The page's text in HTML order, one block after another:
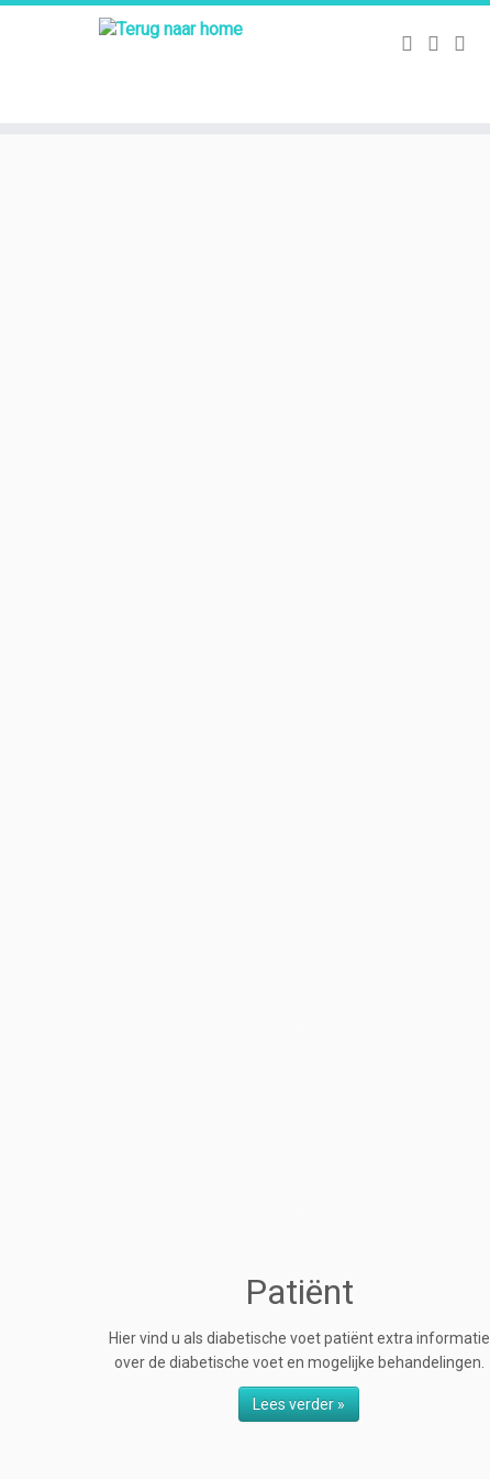
Patiënt
Hier vind u als diabetische voet patiënt extra informatie
over de diabetische voet en mogelijke behandelingen.
Lees verder »